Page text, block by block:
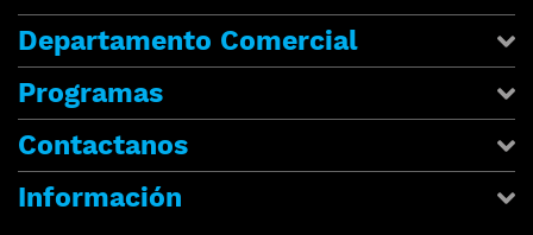
Departamento Comercial
Programas
Contactanos
Información